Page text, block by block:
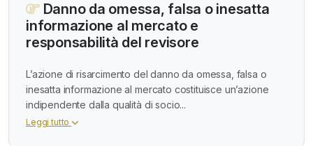
Danno da omessa, falsa o inesatta
informazione al mercato e
responsabilità del revisore
L’azione di risarcimento del danno da omessa, falsa o
inesatta informazione al mercato costituisce un’azione
indipendente dalla qualità di socio...
Leggi tutto